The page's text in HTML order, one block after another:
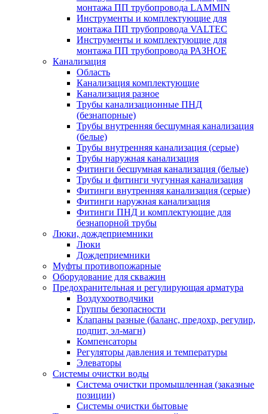
монтажа ПП трубопровода LAMMIN
Инструменты и комплектующие для
монтажа ПП трубопровода VALTEC
Инструменты и комплектующие для
монтажа ПП трубопровода РАЗНОЕ
Канализация
Область
Канализация комплектующие
Канализация разное
Трубы канализационные ПНД
(безнапорные)
Трубы внутренняя бесшумная канализация
(белые)
Трубы внутренняя канализация (серые)
Трубы наружная канализация
Фитинги бесшумная канализация (белые)
Трубы и фитинги чугунная канализация
Фитинги внутренняя канализация (серые)
Фитинги наружная канализация
Фитинги ПНД и комплектующие для
безнапорной трубы
Люки, дождеприемники
Люки
Дождеприемники
Муфты противопожарные
Оборудование для скважин
Предохранительная и регулирующая арматура
Воздухоотводчики
Группы безопасности
Клапаны разные (баланс, предохр, регулир,
подпит, эл-магн)
Компенсаторы
Регуляторы давления и температуры
Элеваторы
Системы очистки воды
Система очистки промышленная (заказные
позиции)
Системы очистки бытовые